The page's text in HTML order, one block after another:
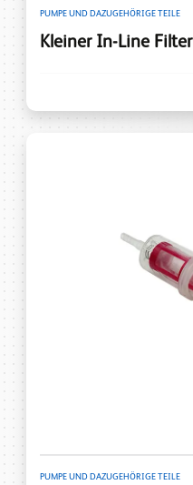
PUMPE UND DAZUGEHÖRIGE TEILE
Kleiner In-Line Filter
PUMPE UND DAZUGEHÖRIGE TEILE